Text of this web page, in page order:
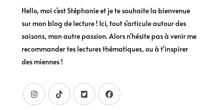
Hello, moi c'est Stéphanie et je te souhaite la bienvenue
sur mon blog de lecture ! Ici, tout s'articule autour des
saisons, mon autre passion. Alors n'hésite pas à venir me
recommander tes lectures thématiques, ou à t'inspirer
des miennes !